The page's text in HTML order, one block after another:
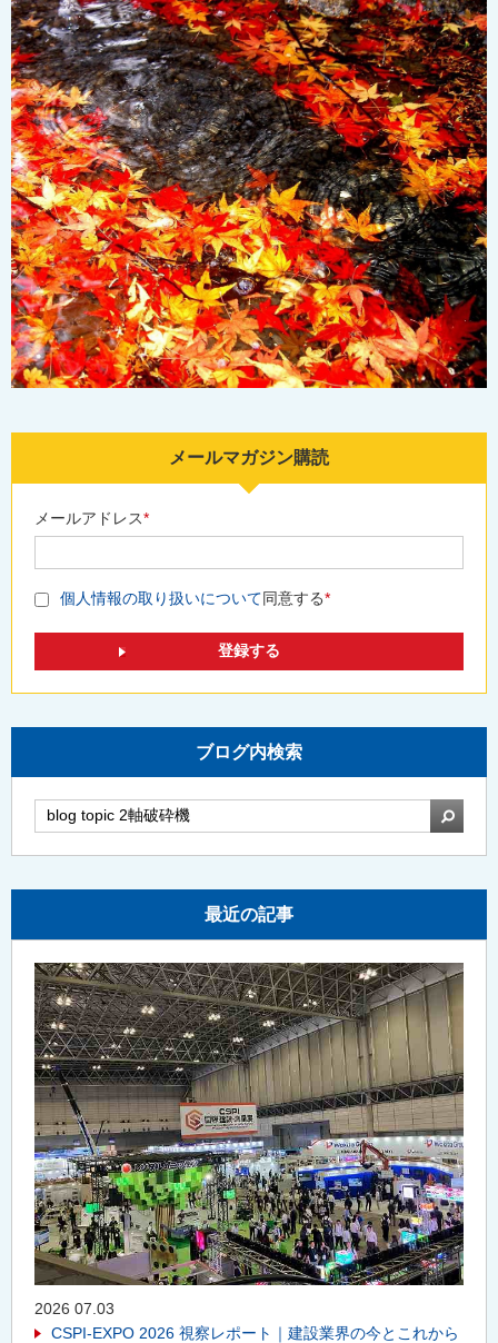
メールマガジン購読
メールアドレス*
個人情報の取り扱いについて同意する*
ブログ内検索
検索
最近の記事
2026 07.03
CSPI-EXPO 2026 視察レポート｜建設業界の今とこれから